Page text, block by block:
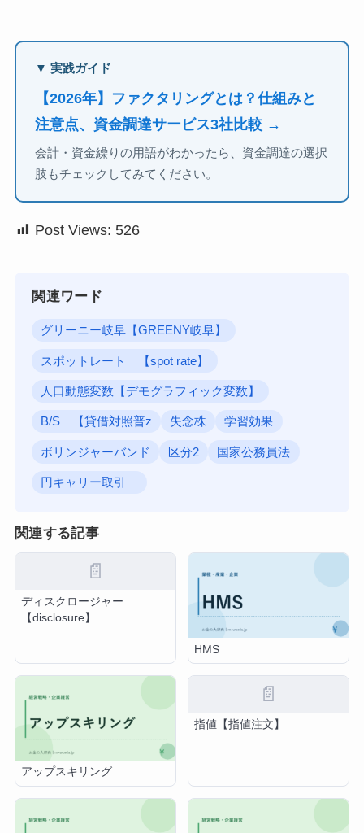
▼ 実践ガイド
【2026年】ファクタリングとは？仕組みと
注意点、資金調達サービス3社比較 →
会計・資金繰りの用語がわかったら、資金調達の選択
肢もチェックしてみてください。
Post Views: 526
関連ワード
グリーニー岐阜【GREENY岐阜】
スポットレート 【spot rate】
人口動態変数【デモグラフィック変数】
B/S 【貸借対照普z 失念株 学習効果
ボリンジャーバンド 区分2 国家公務員法
円キャリー取引
関連する記事
📄
ディスクロージャー
【disclosure】
HMS
アップスキリング
📄
指値【指値注文】